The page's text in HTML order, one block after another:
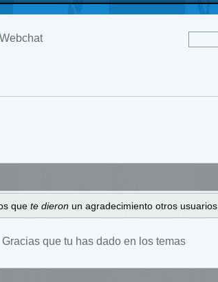
Webchat
que te dieron un agradecimiento otros usuarios.
Gracias que tu has dado en los temas